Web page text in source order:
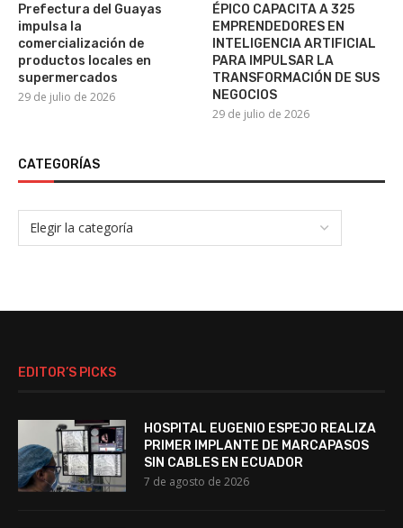
Prefectura del Guayas
impulsa la
comercialización de
productos locales en
supermercados
29 de julio de 2026
ÉPICO CAPACITA A 325
EMPRENDEDORES EN
INTELIGENCIA ARTIFICIAL
PARA IMPULSAR LA
TRANSFORMACIÓN DE SUS
NEGOCIOS
29 de julio de 2026
CATEGORÍAS
EDITOR’S PICKS
HOSPITAL EUGENIO ESPEJO REALIZA
PRIMER IMPLANTE DE MARCAPASOS
SIN CABLES EN ECUADOR
7 de agosto de 2026